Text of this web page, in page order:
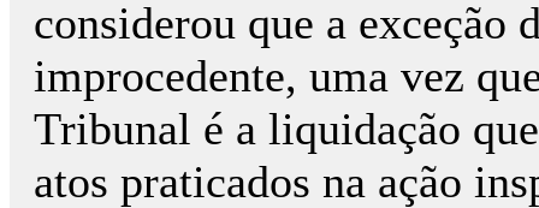
considerou que a exceção
improcedente, uma vez
Tribunal é a liquidação
atos praticados na ação